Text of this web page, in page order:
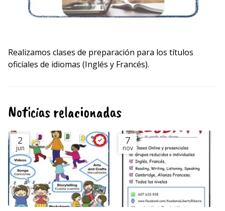
Realizamos clases de preparación para los títulos
oficiales de idiomas (Inglés y Francés).
Noticias relacionadas
2
jun
7
nov